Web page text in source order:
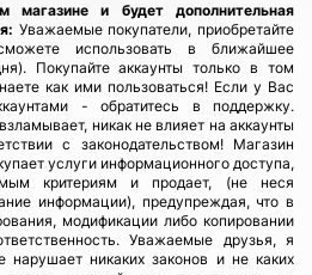
магазине и будет дополнительная
Уважаемые покупатели, приобретайте
использовать в ближайшее
Покупайте аккаунты только в том
как ими пользоваться! Если у Вас
- обратитесь в поддержку.
никак не влияет на аккаунты
с законодательством! Магазин
услуги информационного доступа,
критериям и продает, (не неся
информации), предупреждая, что в
модификации либо копировании
Уважаемые друзья, я
никаких законов и не каких